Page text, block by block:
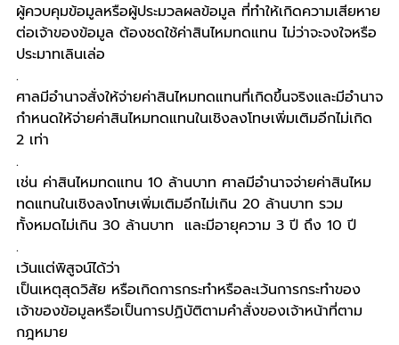
ผู้ควบคุมข้อมูลหรือผู้ประมวลผลข้อมูล ที่ทำให้เกิดความเสียหาย
ต่อเจ้าของข้อมูล ต้องชดใช้ค่าสินไหมทดแทน ไม่ว่าจะจงใจหรือ
ประมาทเลินเล่อ
.
ศาลมีอำนาจสั่งให้จ่ายค่าสินไหมทดแทนที่เกิดขึ้นจริงและมีอำนาจ
กำหนดให้จ่ายค่าสินไหมทดแทนในเชิงลงโทษเพิ่มเติมอีกไม่เกิด
2 เท่า
.
เช่น ค่าสินไหมทดแทน 10 ล้านบาท ศาลมีอำนาจจ่ายค่าสินไหม
ทดแทนในเชิงลงโทษเพิ่มเติมอีกไม่เกิน 20 ล้านบาท รวม
ทั้งหมดไม่เกิน 30 ล้านบาท  และมีอายุความ 3 ปี ถึง 10 ปี
.
เว้นแต่พิสูจน์ได้ว่า
เป็นเหตุสุดวิสัย หรือเกิดการกระทำหรือละเว้นการกระทำของ
เจ้าของข้อมูลหรือเป็นการปฏิบัติตามคำสั่งของเจ้าหน้าที่ตาม
กฎหมาย